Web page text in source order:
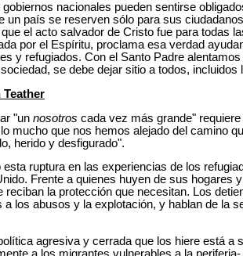
nacionales pueden sentirse obligados
un país se reserven sólo para sus
el acto salvador de Cristo fue para todas
por el Espíritu, proclama esa verdad
y refugiados. Con el Santo Padre
se debe dejar sitio a todos,
Teather
nosotros cada vez más grande"
mucho que nos hemos alejado del camino
herido y desfigurado".
en las experiencias de los
Frente a quienes huyen de sus
reciban la protección que necesitan. Los
a los abusos y la explotación, y hablan de la
agresiva y cerrada que los hiere está a su